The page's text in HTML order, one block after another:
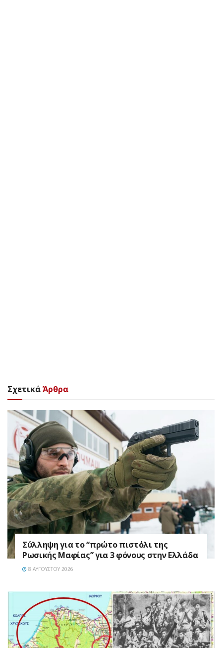
ΣχετικάΆρθρα
Σύλληψη για το “πρώτο πιστόλι της
Ρωσικής Μαφίας” για 3 φόνους στην Ελλάδα
8 ΑΥΓΟΎΣΤΟΥ 2026